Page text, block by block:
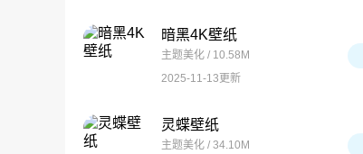
暗黑4K壁纸
主题美化 / 10.58M
2025-11-13更新
灵蝶壁纸
主题美化 / 34.10M